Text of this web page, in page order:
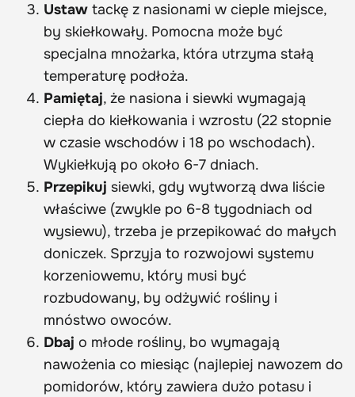
Ustaw tackę z nasionami w cieple miejsce,
by skiełkowały. Pomocna może być
specjalna mnożarka, która utrzyma stałą
temperaturę podłoża.
Pamiętaj, że nasiona i siewki wymagają
ciepła do kiełkowania i wzrostu (22 stopnie
w czasie wschodów i 18 po wschodach).
Wykiełkują po około 6-7 dniach.
Przepikuj siewki, gdy wytworzą dwa liście
właściwe (zwykle po 6-8 tygodniach od
wysiewu), trzeba je przepikować do małych
doniczek. Sprzyja to rozwojowi systemu
korzeniowemu, który musi być
rozbudowany, by odżywić rośliny i
mnóstwo owoców.
Dbaj o młode rośliny, bo wymagają
nawożenia co miesiąc (najlepiej nawozem do
pomidorów, który zawiera dużo potasu i